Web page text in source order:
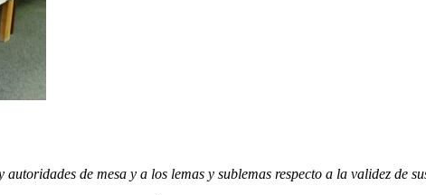
de mesa y a los lemas y sublemas respecto a la validez de